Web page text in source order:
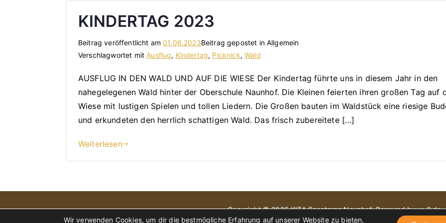
KINDERTAG 2023
Beitrag veröffentlicht am01.06.2023Beitrag gepostet in Allgemein
Verschlagwortet mit Ausflug, Kindertag, Picknick,Wald
AUSFLUG IN DEN WALD UND AUF DIE WIESE Der Kindertag führte uns in diesem Jahr in den
nahegelegenen Wald hinter der Oberschule Naunhof. Die Kleinen feierten ihren großen Tag auf
Wiese mit lustigen Spielen und tollen Liedern. Die Großen bauten im Waldstück eine riesige
und erkundeten den herrlich schattigen Wald. Das frisch zubereitete […]
Weiterlesen
Copyright © 2026KITA Seesterne Naunhof. Powered byw-2.de
Wir verwenden Cookies, um dir die bestmögliche Erfahrung auf unserer Website zu bieten.